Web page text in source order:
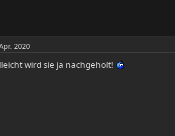
2020
wird sie ja nachgeholt!